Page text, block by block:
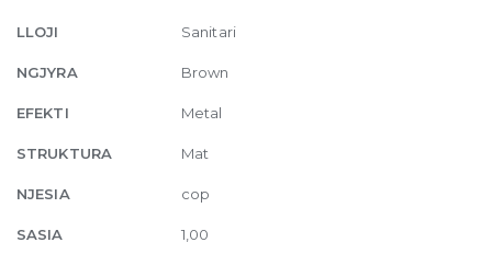
mixer
way
with
791
Deep
Br
LLOJI Sanitari
NGJYRA Brown
EFEKTI Metal
STRUKTURA Mat
NJESIA cop
SASIA 1,00